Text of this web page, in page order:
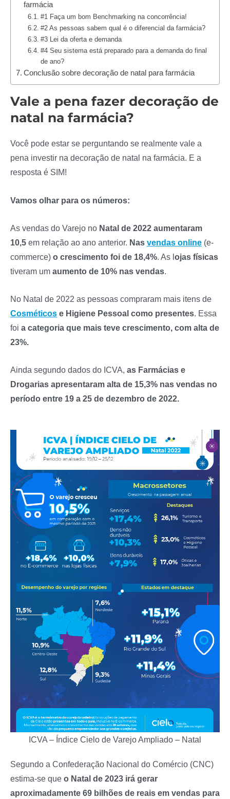
farmácia
#1 Faça um bom Benchmarking na concorrência!
#2 As pessoas sabem qual é o diferencial da farmácia?
#3 Lei da oferta e demanda
#4 Seu sistema está preparado para a demanda do final
de ano?
Conclusão sobre decoração de natal para farmácia
Vale a pena fazer decoração de
natal na farmácia?
Você pode estar se perguntando se realmente vale a
pena investir na decoração de natal na farmácia. E a
resposta é SIM!
Vamos olhar para os números:
As vendas do Varejo no Natal de 2022 aumentaram
10,5 em relação ao ano anterior. Nas vendas online (e-
commerce) o crescimento foi de 18,4%. As lojas físicas
tiveram um aumento de 10% nas vendas.
No Natal de 2022 as pessoas compraram mais itens de
Cosméticos e Higiene Pessoal como presentes. Essa
foi a categoria que mais teve crescimento, com alta de
23%.
Ainda segundo dados do ICVA, as Farmácias e
Drogarias apresentaram alta de 15,3% nas vendas no
período entre 19 a 25 de dezembro de 2022.
ICVA – Índice Cielo de Varejo Ampliado – Natal
Segundo a Confederação Nacional do Comércio (CNC)
estima-se que o Natal de 2023 irá gerar
aproximadamente 69 bilhões de reais em vendas para